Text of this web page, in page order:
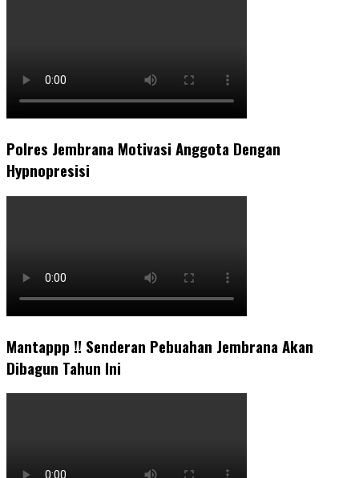
Polres Jembrana Motivasi Anggota Dengan
Hypnopresisi
Mantappp !! Senderan Pebuahan Jembrana Akan
Dibagun Tahun Ini